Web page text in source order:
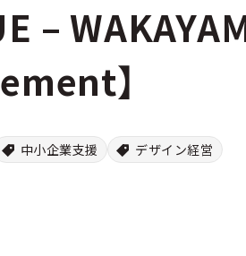
–
】
中小企業支援 デザイン経営